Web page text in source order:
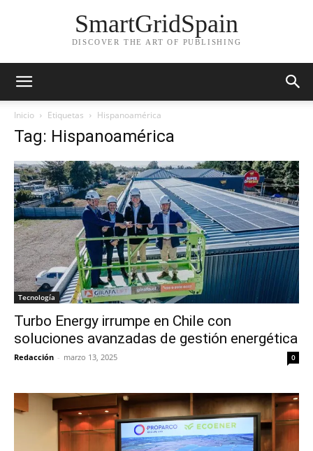
SmartGridSpain
DISCOVER THE ART OF PUBLISHING
Inicio Etiquetas Hispanoamérica
Tag: Hispanoamérica
Tecnología
Turbo Energy irrumpe en Chile con
soluciones avanzadas de gestión energética
Redacción - marzo 13, 2025 0